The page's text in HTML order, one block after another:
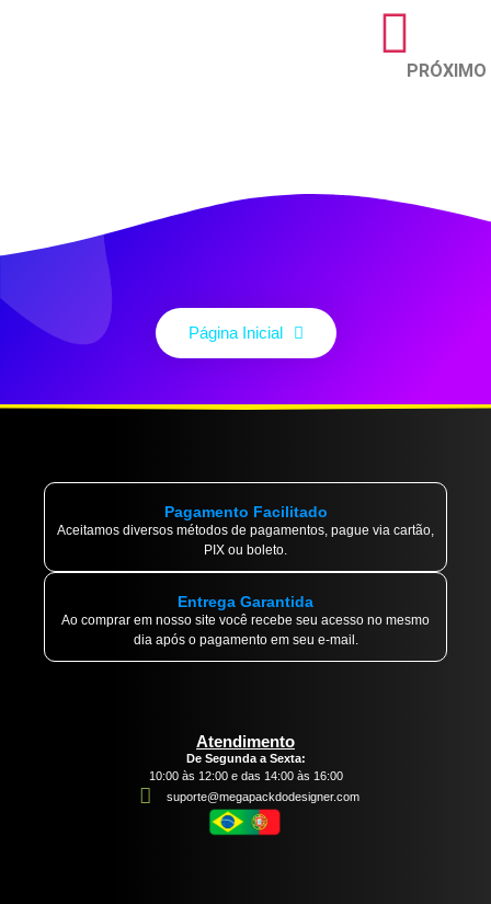
PRÓXIMO
Página Inicial
Pagamento Facilitado
Aceitamos diversos métodos de pagamentos, pague via cartão,
PIX ou boleto.
Entrega Garantida
Ao comprar em nosso site você recebe seu acesso no mesmo
dia após o pagamento em seu e-mail.
Atendimento
De Segunda a Sexta:
10:00 às 12:00 e das 14:00 às 16:00
suporte@megapackdodesigner.com